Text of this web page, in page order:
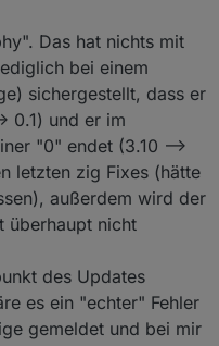
Das hat nichts mit
bei einem
sichergestellt, dass er
0.1) und er im
"0" endet (3.10 -->
letzten zig Fixes (hätte
außerdem wird der
überhaupt nicht
des Updates
es ein "echter" Fehler
gemeldet und bei mir